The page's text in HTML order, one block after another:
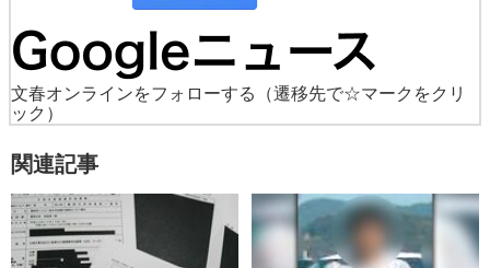
文春オンラインをフォローする
（遷移先で☆マークをクリ
ック）
関連記事